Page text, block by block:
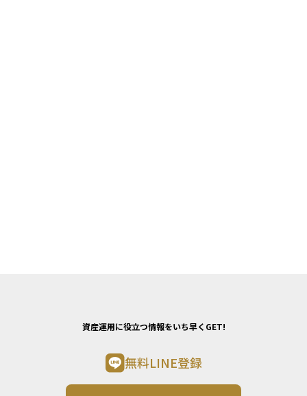
資産運用に役立つ情報をいち早くGET!
無料LINE登録